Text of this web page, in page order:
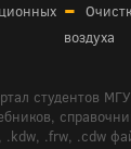
воздуха
студентов
.frw, .cdw